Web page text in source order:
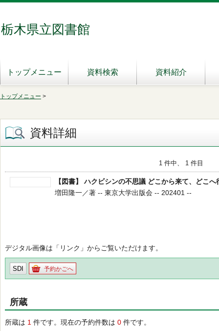
栃木県立図書館
トップメニュー 資料検索 資料紹介
トップメニュー >
資料詳細
1 件中、 1 件目
【図書】 ハクビシンの不思議 どこから来て、どこへ
増田隆一／著 -- 東京大学出版会 -- 202401 --
デジタル画像は「リンク」からご覧いただけます。
SDI 予約かごへ
所蔵
所蔵は 1 件です。現在の予約件数は 0 件です。